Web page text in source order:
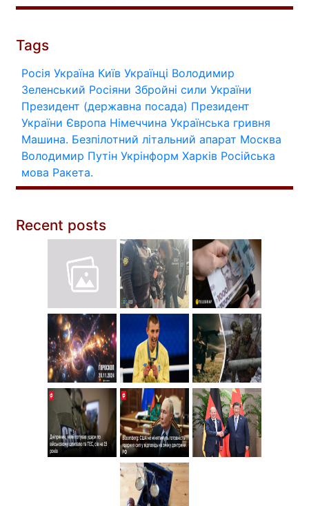
Tags
Росія Україна Київ Українці Володимир
Зеленський Росіяни Збройні сили України
Президент (державна посада) Президент
України Європа Німеччина Українська гривня
Машина. Безпілотний літальний апарат Москва
Володимир Путін Укрінформ Харків Російська
мова Ракета.
Recent posts